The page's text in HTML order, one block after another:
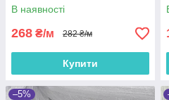
В наявності
268 ₴/м 282 ₴/м
Купити
–5%